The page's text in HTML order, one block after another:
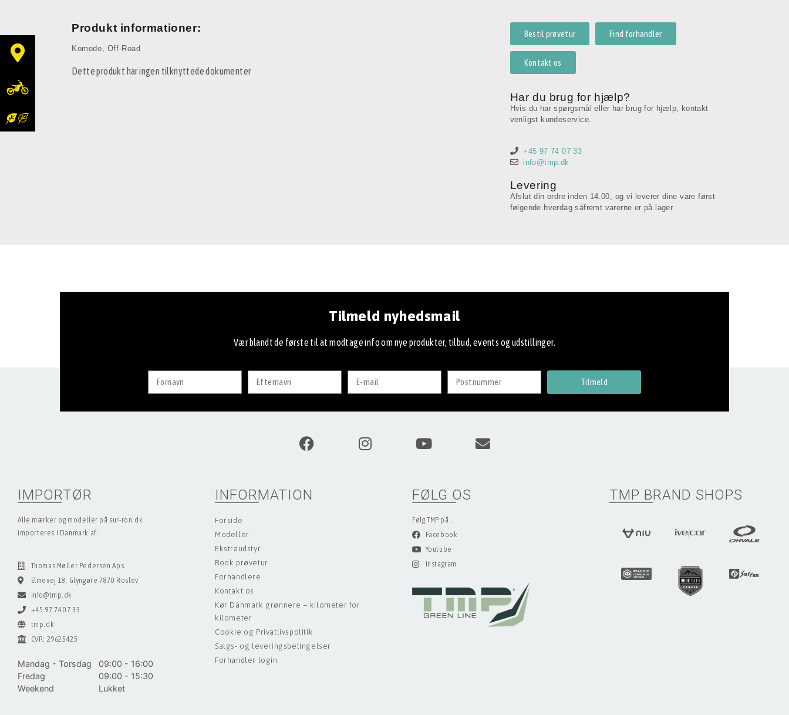
Produkt informationer:
Komodo, Off-Road
Dette produkt har ingen tilknyttede dokumenter
Bestil prøvetur Find forhandler
Kontakt os
Har du brug for hjælp?
Hvis du har spørgsmål eller har brug for hjælp, kontakt
venligst kundeservice.
+45 97 74 07 33
info@tmp.dk
Levering
Afslut din ordre inden 14.00, og vi leverer dine vare først
følgende hverdag såfremt varerne er på lager.
Tilmeld nyhedsmail
Vær blandt de første til at modtage info om nye produkter, tilbud, events og udstillinger.
Tilmeld
IMPORTØR
Alle mærker og modeller på sur-ron.dk
importeres i Danmark af:
Thomas Møller Pedersen Aps.
Elmevej 18, Glyngøre 7870 Roslev
info@tmp.dk
+45 97 74 07 33
tmp.dk
CVR: 29625425
Mandag - Torsdag
09:00 - 16:00
Fredag
09:00 - 15:30
Weekend
Lukket
INFORMATION
Forside
Modeller
Ekstraudstyr
Book prøvetur
Forhandlere
Kontakt os
Kør Danmark grønnere – kilometer for
kilometer
Cookie og Privatlivspolitik
Salgs- og leveringsbetingelser
Forhandler login
FØLG OS
Følg TMP på...
Facebook
Youtube
Instagram
TMP BRAND SHOPS